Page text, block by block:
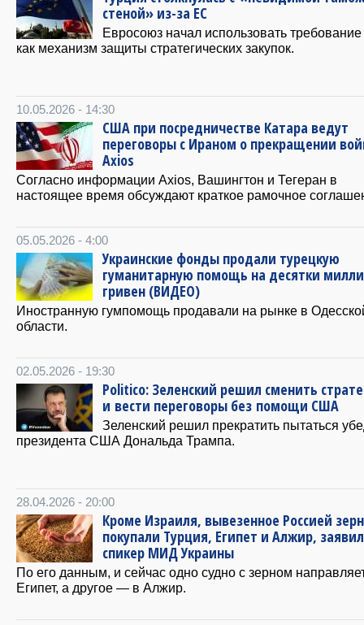
стеной» из-за ЕС
Евросоюз начал использовать требование
как механизм защиты стратегических закупок.
10.05.2026 - 14:30
США при посредничестве Катара ведут
переговоры с Ираном о прекращении
Axios
Согласно информации Axios, Вашингтон и Тегеран в
настоящее время обсуждают краткое рамочное
05.05.2026 - 4:00
Украинские фонды продали турецкую
гуманитарную помощь на десятки
гривен (ВИДЕО)
Иностранную гумпомощь продавали на рынке в
области.
02.05.2026 - 19:30
Politico: Зеленский решил сменить
и вести переговоры без помощи США
Зеленский решил прекратить пытаться
президента США Дональда Трампа.
28.04.2026 - 20:00
Кроме Израиля, вывезенное Россией
покупали Турция, Египет и Алжир, заявил
спикер МИД Украины
По его данным, и сейчас одно судно с зерном
Египет, а другое — в Алжир.